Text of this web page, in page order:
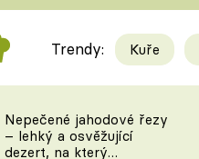
Videorecepty
TEĎ VAŘÍ ŠÉF!
Trendy: Kuře
Nepečené jahodové řezy
– lehký a osvěžující
dezert, na který